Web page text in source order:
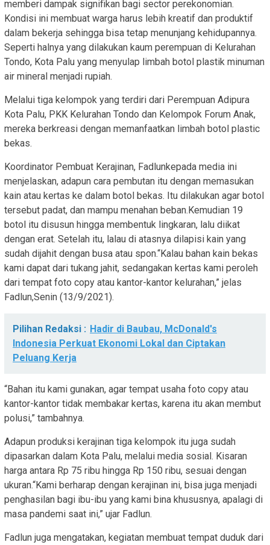
memberi dampak signifikan bagi sector perekonomian.
Kondisi ini membuat warga harus lebih kreatif dan produktif
dalam bekerja sehingga bisa tetap menunjang kehidupannya.
Seperti halnya yang dilakukan kaum perempuan di Kelurahan
Tondo, Kota Palu yang menyulap limbah botol plastik minuman
air mineral menjadi rupiah.
Melalui tiga kelompok yang terdiri dari Perempuan Adipura
Kota Palu, PKK Kelurahan Tondo dan Kelompok Forum Anak,
mereka berkreasi dengan memanfaatkan limbah botol plastic
bekas.
Koordinator Pembuat Kerajinan, Fadlunkepada media ini
menjelaskan, adapun cara pembutan itu dengan memasukan
kain atau kertas ke dalam botol bekas. Itu dilakukan agar botol
tersebut padat, dan mampu menahan beban.Kemudian 19
botol itu disusun hingga membentuk lingkaran, lalu diikat
dengan erat. Setelah itu, lalau di atasnya dilapisi kain yang
sudah dijahit dengan busa atau spon.“Kalau bahan kain bekas
kami dapat dari tukang jahit, sedangakan kertas kami peroleh
dari tempat foto copy atau kantor-kantor kelurahan,” jelas
Fadlun,Senin (13/9/2021).
Pilihan Redaksi : Hadir di Baubau, McDonald's
Indonesia Perkuat Ekonomi Lokal dan Ciptakan
Peluang Kerja
“Bahan itu kami gunakan, agar tempat usaha foto copy atau
kantor-kantor tidak membakar kertas, karena itu akan membut
polusi,” tambahnya.
Adapun produksi kerajinan tiga kelompok itu juga sudah
dipasarkan dalam Kota Palu, melalui media sosial. Kisaran
harga antara Rp 75 ribu hingga Rp 150 ribu, sesuai dengan
ukuran.“Kami berharap dengan kerajinan ini, bisa juga menjadi
penghasilan bagi ibu-ibu yang kami bina khususnya, apalagi di
masa pandemi saat ini,” ujar Fadlun.
Fadlun juga mengatakan, kegiatan membuat tempat duduk dari